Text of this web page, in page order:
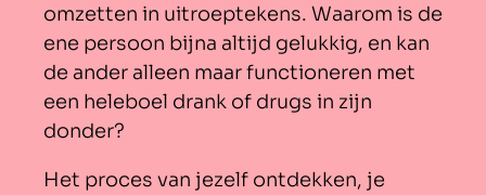
omzetten in uitroeptekens. Waarom is de
ene persoon bijna altijd gelukkig, en kan
de ander alleen maar functioneren met
een heleboel drank of drugs in zijn
donder?
Het proces van jezelf ontdekken, je